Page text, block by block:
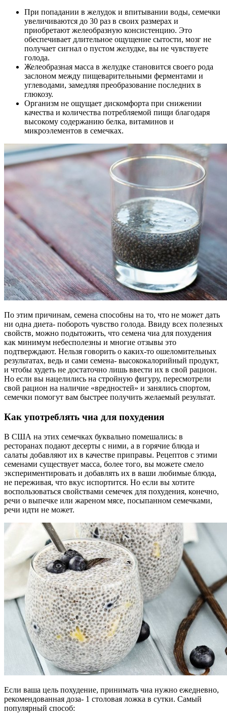
При попадании в желудок и впитывании воды, семечки
увеличиваются до 30 раз в своих размерах и
приобретают желеобразную консистенцию. Это
обеспечивает длительное ощущение сытости, мозг не
получает сигнал о пустом желудке, вы не чувствуете
голода.
Желеобразная масса в желудке становится своего рода
заслоном между пищеварительными ферментами и
углеводами, замедляя преобразование последних в
глюкозу.
Организм не ощущает дискомфорта при снижении
качества и количества потребляемой пищи благодаря
высокому содержанию белка, витаминов и
микроэлементов в семечках.
По этим причинам, семена способны на то, что не может дать
ни одна диета- побороть чувство голода. Ввиду всех полезных
свойств, можно подытожить, что семена чиа для похудения
как минимум небесполезны и многие отзывы это
подтверждают. Нельзя говорить о каких-то ошеломительных
результатах, ведь и сами семена- высококалорийный продукт,
и чтобы худеть не достаточно лишь ввести их в свой рацион.
Но если вы нацелились на стройную фигуру, пересмотрели
свой рацион на наличие «вредностей» и занялись спортом,
семечки помогут вам быстрее получить желаемый результат.
Как употреблять чиа для похудения
В США на этих семечках буквально помешались: в
ресторанах подают десерты с ними, а в горячие блюда и
салаты добавляют их в качестве приправы. Рецептов с этими
семенами существует масса, более того, вы можете смело
экспериментировать и добавлять их в ваши любимые блюда,
не переживая, что вкус испортится. Но если вы хотите
воспользоваться свойствами семечек для похудения, конечно,
речи о выпечке или жареном мясе, посыпанном семечками,
речи идти не может.
Если ваша цель похудение, принимать чиа нужно ежедневно,
рекомендованная доза- 1 столовая ложка в сутки. Самый
популярный способ: